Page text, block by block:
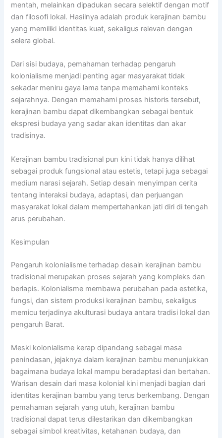
mentah, melainkan dipadukan secara selektif dengan motif
dan filosofi lokal. Hasilnya adalah produk kerajinan bambu
yang memiliki identitas kuat, sekaligus relevan dengan
selera global.
Dari sisi budaya, pemahaman terhadap pengaruh
kolonialisme menjadi penting agar masyarakat tidak
sekadar meniru gaya lama tanpa memahami konteks
sejarahnya. Dengan memahami proses historis tersebut,
kerajinan bambu dapat dikembangkan sebagai bentuk
ekspresi budaya yang sadar akan identitas dan akar
tradisinya.
Kerajinan bambu tradisional pun kini tidak hanya dilihat
sebagai produk fungsional atau estetis, tetapi juga sebagai
medium narasi sejarah. Setiap desain menyimpan cerita
tentang interaksi budaya, adaptasi, dan perjuangan
masyarakat lokal dalam mempertahankan jati diri di tengah
arus perubahan.
Kesimpulan
Pengaruh kolonialisme terhadap desain kerajinan bambu
tradisional merupakan proses sejarah yang kompleks dan
berlapis. Kolonialisme membawa perubahan pada estetika,
fungsi, dan sistem produksi kerajinan bambu, sekaligus
memicu terjadinya akulturasi budaya antara tradisi lokal dan
pengaruh Barat.
Meski kolonialisme kerap dipandang sebagai masa
penindasan, jejaknya dalam kerajinan bambu menunjukkan
bagaimana budaya lokal mampu beradaptasi dan bertahan.
Warisan desain dari masa kolonial kini menjadi bagian dari
identitas kerajinan bambu yang terus berkembang. Dengan
pemahaman sejarah yang utuh, kerajinan bambu
tradisional dapat terus dilestarikan dan dikembangkan
sebagai simbol kreativitas, ketahanan budaya, dan